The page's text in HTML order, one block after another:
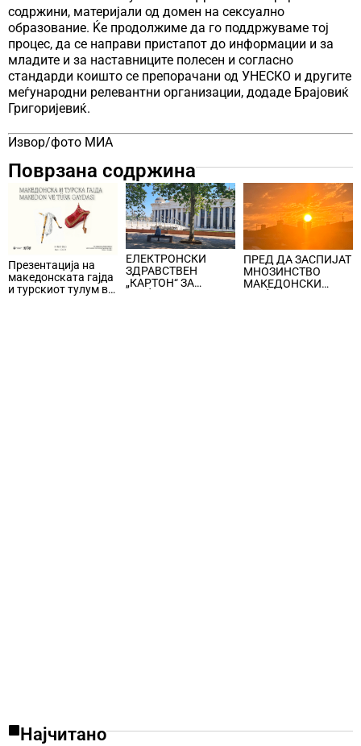
содржини, материјали од домен на сексуално
образование. Ќе продолжиме да го поддржуваме тој
процес, да се направи пристапот до информации и за
младите и за наставниците полесен и согласно
стандарди коишто се препорачани од УНЕСКО и другите
меѓународни релевантни организации, додаде Брајовиќ
Григоријевиќ.
Извор/фото МИА
Поврзана содржина
Презентација на
македонската гајда
и турскиот тулум во
ЕЛЕКТРОНСКИ
ЗДРАВСТВЕН
„КАРТОН“ ЗА
ПРЕД ДА ЗАСПИЈАТ
МНОЗИНСТВО
МАКЕДОНСКИ
Најчитано